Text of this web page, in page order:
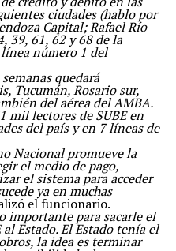
explotación de los
de la región a manos de
tema es crucial para el
apoyamos la decisión
de la soberanía del país
apoyamos potenciar un
y geoestratégica,
recursos naturales que
sur, reivindicando
Malvinas.
Presidente Dr.
Obrero
quienes dimos y
y mantener
resistiendo distintos
en los decretos
su momento, en virtud de
de la Extensión
Promoción Industrial
(Régimen De Promoción ,
ciudades (hablo por
Capital; Rafael Río
39, 61, 62 y 68 de la
número 1 del
quedará
Tucumán, Rosario sur,
del aérea del AMBA.
mil lectores de SUBE en
del país y en 7 líneas de
Nacional promueve la
el medio de pago,
el sistema para acceder
ya en muchas
el funcionario.
importante para sacarle el
Estado. El Estado tenía el
la idea es terminar